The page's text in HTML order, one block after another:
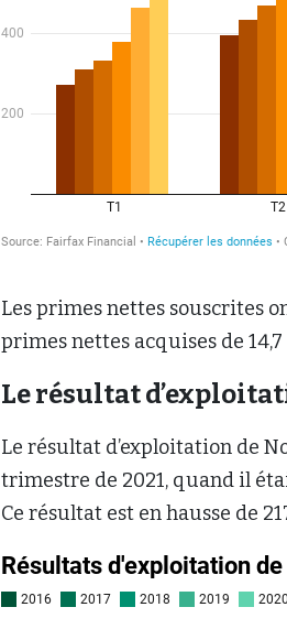
Les primes nettes souscrites
primes nettes acquises de 14,7
Le résultat
Le résultat d’exploitation de
trimestre de 2021, quand il
Ce résultat est en hausse de